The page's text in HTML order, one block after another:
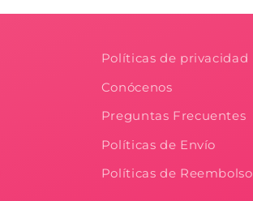
Políticas de privacidad
Conócenos
Preguntas Frecuentes
Políticas de Envío
Políticas de Reembolso